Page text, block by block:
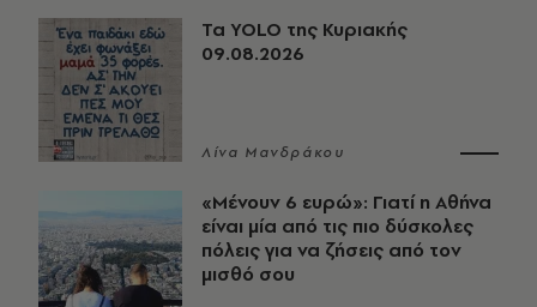
Τα YOLO της Κυριακής
09.08.2026
Λίνα Μανδράκου
«Μένουν 6 ευρώ»: Γιατί η Αθήνα
είναι μία από τις πιο δύσκολες
πόλεις για να ζήσεις από τον
μισθό σου